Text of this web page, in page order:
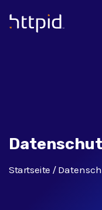
™
Startseite